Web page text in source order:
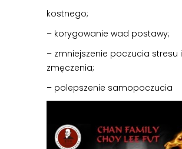
kostnego;
– korygowanie wad postawy;
– zmniejszenie poczucia stresu i
zmęczenia;
– polepszenie samopoczucia